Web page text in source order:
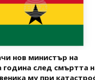
нов министър на
година след смъртта
му при